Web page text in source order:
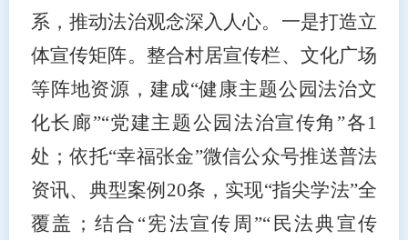
系，推动法治观念深入人心。一是打造立
体宣传矩阵。整合村居宣传栏、文化广场
等阵地资源，建成“健康主题公园法治文
化长廊”“党建主题公园法治宣传角”各1
处；依托“幸福张金”微信公众号推送普法
资讯、典型案例20条，实现“指尖学法”全
覆盖；结合“宪法宣传周”“民法典宣传